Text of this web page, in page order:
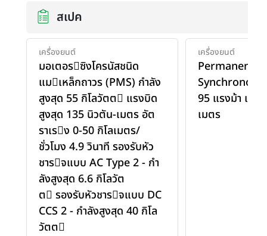
สเปค
เครื่องยนต์
มอเตอรซิงโครนัสชนิด
แมเหล็กถาวร (PMS) กําลัง
สูงสุด 55 กิโลวัตต แรงบิด
สูงสุด 135 นิวตัน-เมตร อัต
ราเรง 0-50 กิโลเมตร/
ชั่วโมง 4.9 วินาที รองรับหัว
ชารจแบบ AC Type 2 - กํา
ลังสูงสุด 6.6 กิโลวัต
ต รองรับหัวชารจแบบ DC
CCS 2 - กําลังสูงสุด 40 กิโล
วัตต
เครื่องยนต์
Permanent
95 แรงม้า แร
เมตร